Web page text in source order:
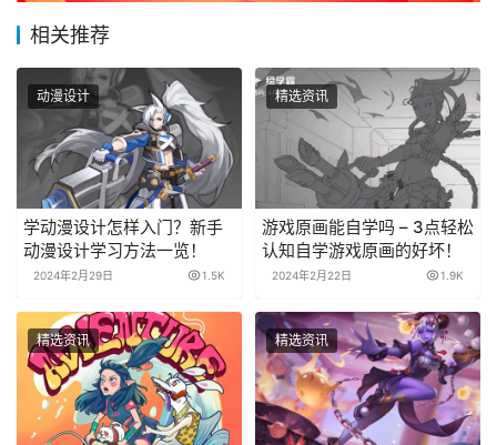
相关推荐
动漫设计
学动漫设计怎样入门？新手
动漫设计学习方法一览！
2024年2月29日 1.5K
精选资讯
游戏原画能自学吗 – 3点轻松
认知自学游戏原画的好坏！
2024年2月22日 1.9K
精选资讯 精选资讯